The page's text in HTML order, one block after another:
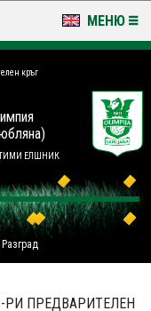
МЕНЮ
кръг
ТИМИ ЕЛШНИК
РИ ПРЕДВАРИТЕЛЕН